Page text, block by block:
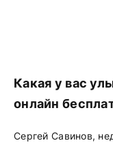
Какая у вас
онлайн
Сергей Савинов,